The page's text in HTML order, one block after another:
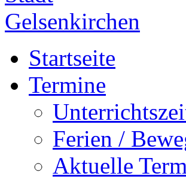
Startseite
Termine
Ferien /
Aktuelle